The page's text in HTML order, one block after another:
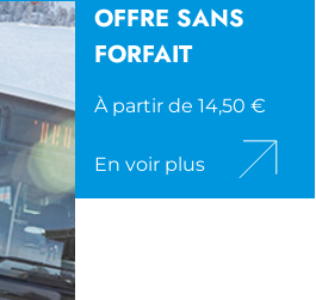
OFFRE SANS
FORFAIT
À partir de 14,50 €
En voir plus